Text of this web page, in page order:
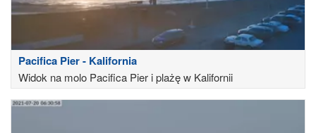
Pacifica Pier - Kalifornia
Widok na molo Pacifica Pier i plażę w Kalifornii